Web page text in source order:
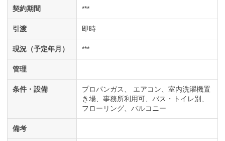
契約期間 ***
引渡 即時
現況（予定年月） ***
管理
条件・設備 プロパンガス エアコン
室内洗濯機置
き場
事務所利用可
バス・トイレ別
フローリング
バルコニー
備考